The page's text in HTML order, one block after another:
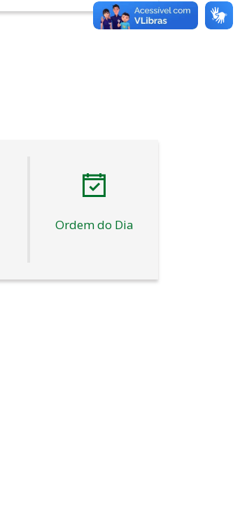
Ordem do Dia